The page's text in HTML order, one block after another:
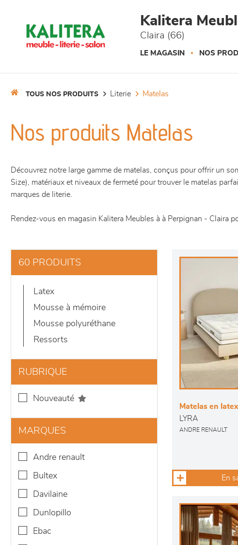
Kalitera
Claira (66)
LE MAGASIN NOS
TOUS NOS PRODUITS literie matelas
Nos produits Matelas
Découvrez notre large gamme de matelas, conçus pour offrir un
Size), matériaux et niveaux de fermeté pour trouver le matelas
marques de literie.
Rendez-vous en magasin Kalitera Meubles à à Perpignan - Claira
60 PRODUITS
latex
mousse à mémoire
mousse polyuréthane
ressorts
RUBRIQUE
nouveauté
MARQUES
andre renault
bultex
davilaine
dunlopillo
ebac
Matelas en latex
LYRA
ANDRE RENAULT
En